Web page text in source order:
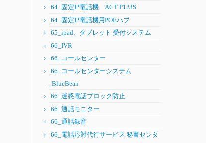
64_固定IP電話機 ACT P123S
64_固定IP電話機用POEハブ
65_ipad、タブレット 受付システム
66_IVR
66_コールセンター
66_コールセンターシステム
_BlueBean
66_迷惑電話ブロック防止
66_通話モニター
66_通話録音
66_電話応対代行サービス 秘書センタ